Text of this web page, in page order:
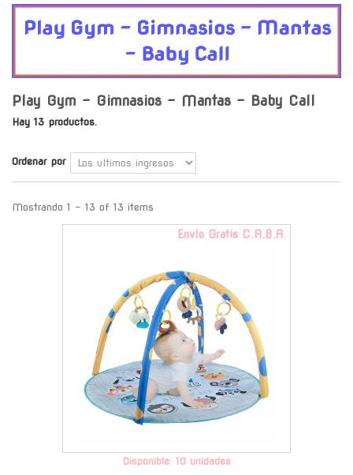
Play Gym - Gimnasios - Mantas - Baby Call
Hay 13 productos.
Ordenar por
Mostrando 1 - 13 of 13 items
Envío Gratis C.A.B.A.
Disponible: 10 unidades